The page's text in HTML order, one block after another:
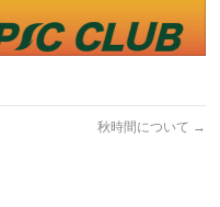
秋時間について →